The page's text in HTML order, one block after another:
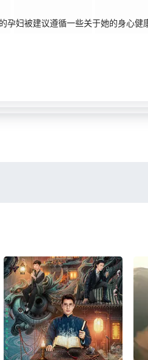
妇被建议遵循一些关于她的身心健